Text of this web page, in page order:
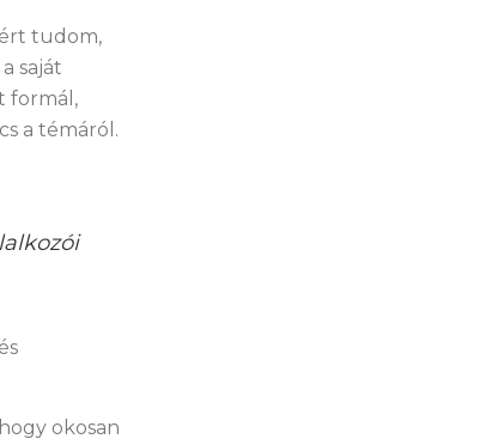
tudom,
saját
formál,
a témáról.
okosan